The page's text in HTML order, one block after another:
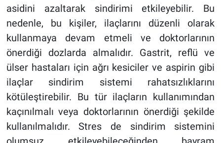
asidini azaltarak sindirimi etkileyebilir. Bu
nedenle, bu kişiler, ilaçlarını düzenli olarak
kullanmaya devam etmeli ve doktorlarının
önerdiği dozlarda almalıdır. Gastrit, reflü ve
ülser hastaları için ağrı kesiciler ve aspirin gibi
ilaçlar sindirim sistemi rahatsızlıklarını
kötüleştirebilir. Bu tür ilaçların kullanımından
kaçınılmalı veya doktorlarının önerdiği şekilde
kullanılmalıdır. Stres de sindirim sistemini